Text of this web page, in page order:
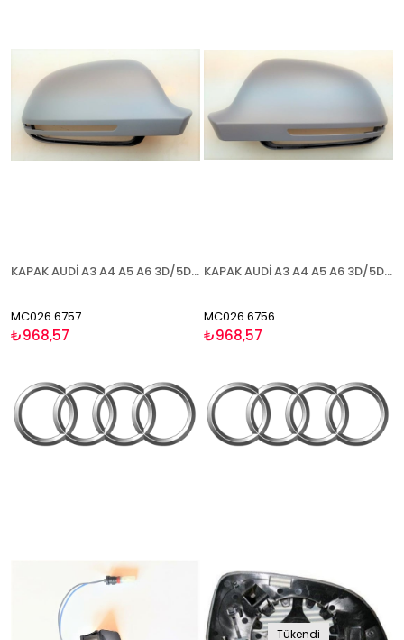
KAPAK AUDİ A3 A4 A5 A6 3D/5D (Q3 2011-) 2008-2010 ASTARLI BLİS SAĞ
MC026.6757
₺968,57
KAPAK AUDİ A3 A4 A5 A6 3D/5D (Q3 2011-) 2008-2010 ASTARLI BLİS SOL
MC026.6756
₺968,57
Tükendi